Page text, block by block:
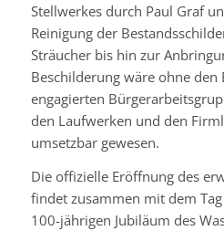
Stellwerkes durch Paul Graf
Reinigung der
Sträucher bis hin zur
Beschilderung wäre ohne den
engagierten
den Laufwerken und den
umsetzbar gewesen.
Die offizielle Eröffnung des
findet zusammen mit dem
100-jährigen Jubiläum des